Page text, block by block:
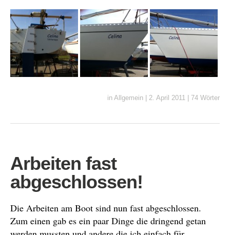
in Allgemein | 2. April 2011 | 74 Wörter
Arbeiten fast
abgeschlossen!
Die Arbeiten am Boot sind nun fast abgeschlossen.
Zum einen gab es ein paar Dinge die dringend getan